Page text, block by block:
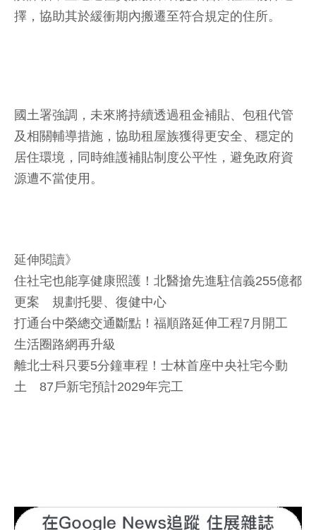
擇，協助其於緩衝期內搬遷至符合規定的住所。
國土署強調，未來將持續透過租金補貼、包租代管
及相關輔導措施，協助租屋族獲得更安全、穩定的
居住環境，同時維護補貼制度公平性，避免政府資
源遭不當使用。
延伸閱讀》
住社宅也能享健康照護！北醫搶先進駐信義255億都
更案 規劃托嬰、復健中心
打通台中榮總交通斷點！福順路延伸工程7月開工
生活圈路網再升級
離北士科只要5分鐘車程！士林首座中央社宅今動
土 87戶新宅預計2029年完工